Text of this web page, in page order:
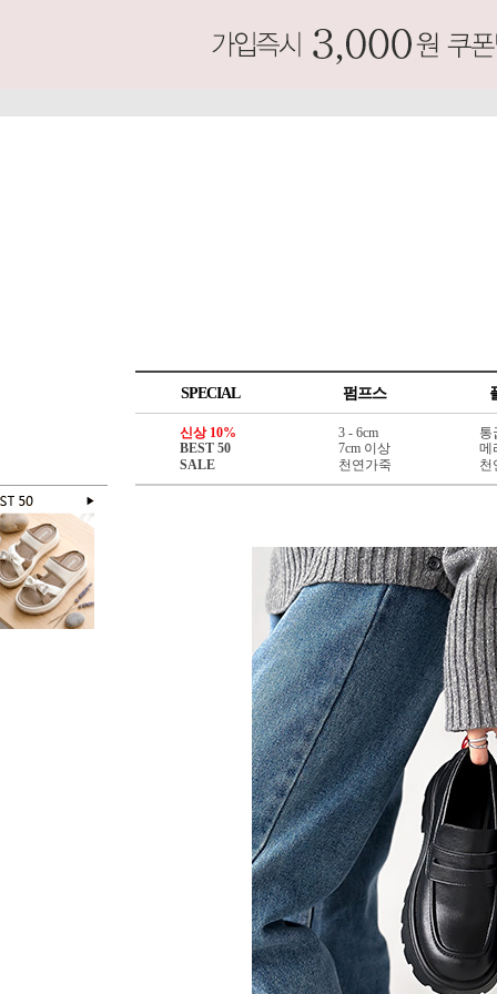
SPECIAL 펌프스
신상 10%
BEST 50
SALE
3 - 6cm
7cm 이상
천연가죽
통
메
천